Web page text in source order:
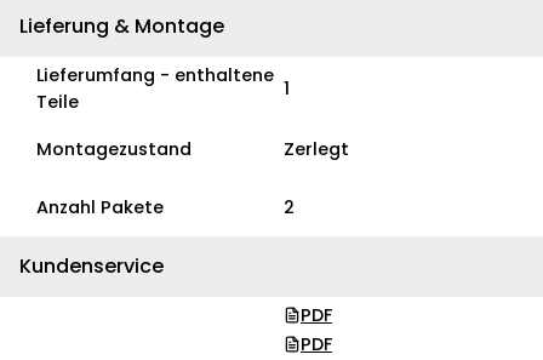
Lieferung & Montage
Lieferumfang - enthaltene
Teile
1
Montagezustand Zerlegt
Anzahl Pakete 2
Kundenservice
PDF
PDF